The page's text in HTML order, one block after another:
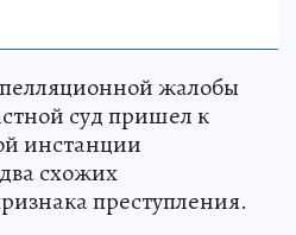
жалобы
суд пришел к
инстанции
схожих
преступления.